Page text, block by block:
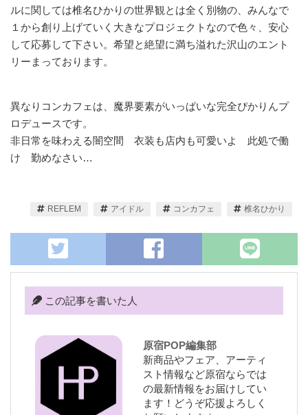
ルに関しては椎名ひかりの世界観とは全く別物の、みんなで
１から創り上げていく大きなプロジェクトなので色々、安心
して応募して下さい。希望と絶望に満ち溢れた沢山のエント
リーまっております。
異なりコンカフェは、魔界要素がいっぱいな完全ぴかりんプ
ロデュースです。
非日常を味わえる闇空間 衣装も店内も可愛いよ 此処で働
け 勤めなさい…
REFLEM アイドル コンカフェ 椎名ひかり
この記事を書いた人
原宿POP編集部
新商品やフェア、アーティ
スト情報など原宿ならでは
の最新情報をお届けしてい
ます！どうぞ応援よろしく